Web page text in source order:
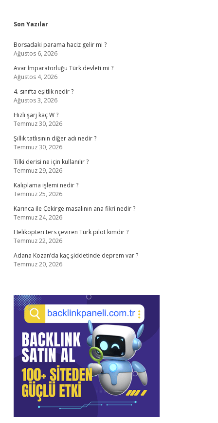
Sidebar
Son Yazılar
Borsadaki parama haciz gelir mi ?
Ağustos 6, 2026
Avar İmparatorluğu Türk devleti mi ?
Ağustos 4, 2026
4. sınıfta eşitlik nedir ?
Ağustos 3, 2026
Hızlı şarj kaç W ?
Temmuz 30, 2026
Şıllık tatlısının diğer adı nedir ?
Temmuz 30, 2026
Tilki derisi ne için kullanılır ?
Temmuz 29, 2026
Kalıplama işlemi nedir ?
Temmuz 25, 2026
Karınca ile Çekirge masalının ana fikri nedir ?
Temmuz 24, 2026
Helikopteri ters çeviren Türk pilot kimdir ?
Temmuz 22, 2026
Adana Kozan’da kaç şiddetinde deprem var ?
Temmuz 20, 2026